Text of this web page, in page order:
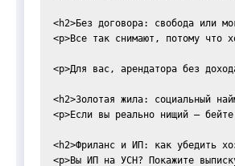
<h2>Без договора: свобода или
<p>Все так снимают, потому что
<p>Для вас, арендатора без
<h2>Золотая жила: социальный
<p>Если вы реально нищий –
<h2>Фриланс и ИП: как убедить
<p>Вы ИП на УСН? Покажите